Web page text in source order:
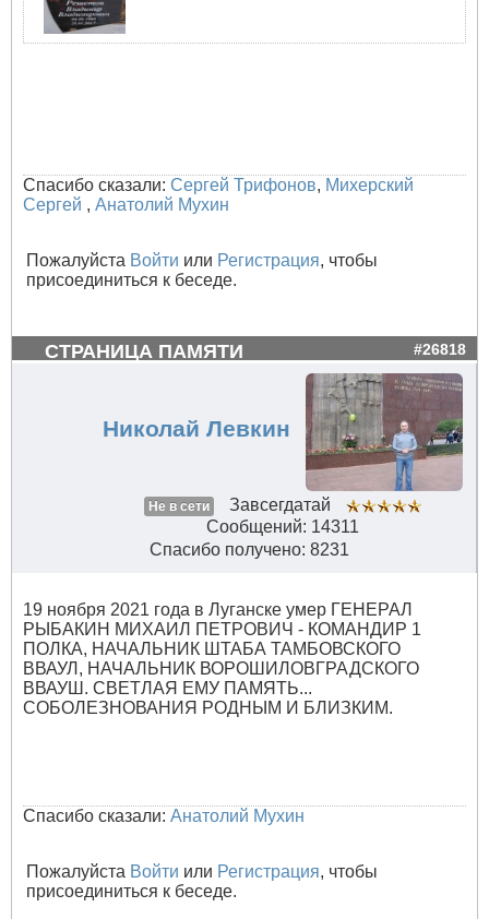
Спасибо сказали: Сергей Трифонов, Михерский
Сергей , Анатолий Мухин
Пожалуйста Войти или Регистрация, чтобы
присоединиться к беседе.
СТРАНИЦА ПАМЯТИ #26818
Николай Левкин
Не в сети
Завсегдатай
Сообщений: 14311
Спасибо получено: 8231
19 ноября 2021 года в Луганске умер ГЕНЕРАЛ
РЫБАКИН МИХАИЛ ПЕТРОВИЧ - КОМАНДИР 1
ПОЛКА, НАЧАЛЬНИК ШТАБА ТАМБОВСКОГО
ВВАУЛ, НАЧАЛЬНИК ВОРОШИЛОВГРАДСКОГО
ВВАУШ. СВЕТЛАЯ ЕМУ ПАМЯТЬ...
СОБОЛЕЗНОВАНИЯ РОДНЫМ И БЛИЗКИМ.
Спасибо сказали: Анатолий Мухин
Пожалуйста Войти или Регистрация, чтобы
присоединиться к беседе.